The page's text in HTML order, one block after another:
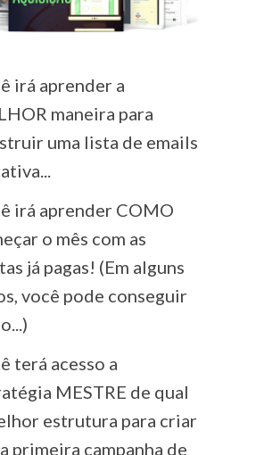
irá aprender a
maneira para
uma lista de emails
irá aprender COMO
o mês com as
já pagas! (Em alguns
você pode conseguir
terá acesso a
MESTRE de qual
estrutura para criar
primeira campanha de